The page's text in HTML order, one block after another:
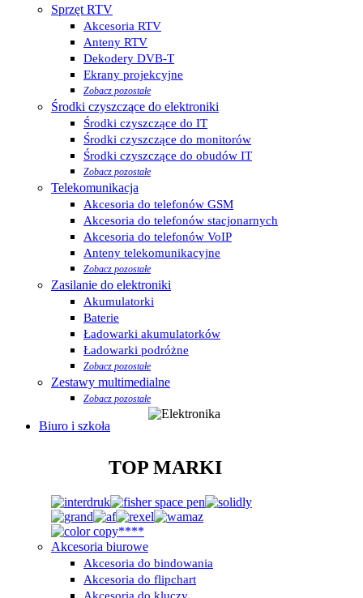
Sprzęt RTV
Akcesoria RTV
Anteny RTV
Dekodery DVB-T
Ekrany projekcyjne
Zobacz pozostałe
Środki czyszczące do elektroniki
Środki czyszczące do IT
Środki czyszczące do monitorów
Środki czyszczące do obudów IT
Zobacz pozostałe
Telekomunikacja
Akcesoria do telefonów GSM
Akcesoria do telefonów stacjonarnych
Akcesoria do telefonów VoIP
Anteny telekomunikacyjne
Zobacz pozostałe
Zasilanie do elektroniki
Akumulatorki
Baterie
Ładowarki akumulatorków
Ładowarki podróżne
Zobacz pozostałe
Zestawy multimedialne
Zobacz pozostałe
Biuro i szkoła
TOP MARKI
Akcesoria biurowe
Akcesoria do bindowania
Akcesoria do flipchart